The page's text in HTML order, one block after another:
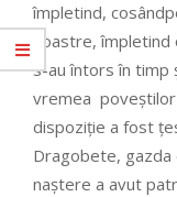
împletind,
noastre,
s-au întors în timp
vremea poveștilor
dispoziție a fost
Dragobete, gazda
naștere a avut